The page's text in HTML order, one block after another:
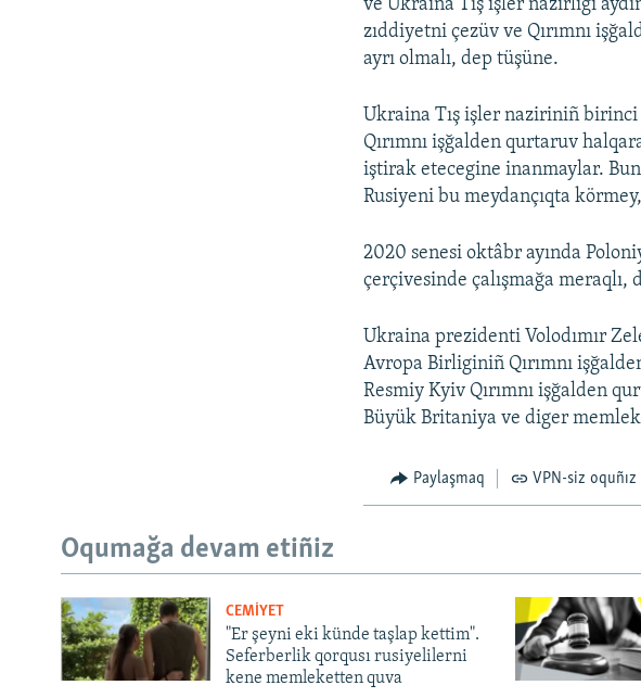
ve Ukraina Tış işler nazirligi
zıddiyetni çezüv ve Qırımnı
ayrı olmalı, dep tüşüne.
Ukraina Tış işler naziriniñ
Qırımnı işğalden qurtaruv
iştirak etecegine inanmaylar.
Rusiyeni bu meydançıqta
2020 senesi oktâbr ayında
çerçivesinde çalışmağa meraqlı,
Ukraina prezidenti Volodımır
Avropa Birliginiñ Qırımnı
Resmiy Kyiv Qırımnı işğalden
Büyük Britaniya ve diger
Paylaşmaq VPN-siz oquñız
Oqumağa devam etiñiz
CEMİYET
"Er şeyni eki künde taşlap kettim".
Seferberlik qorqusı rusiyelilerni
kene memleketten quva